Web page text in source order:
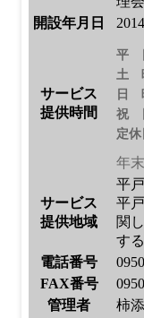
開設年月日
サービス
提供時間
平
土
日
祝
定休
年
サービス
提供地域
平
平
関
す
電話番号
FAX番号
管理者
柿